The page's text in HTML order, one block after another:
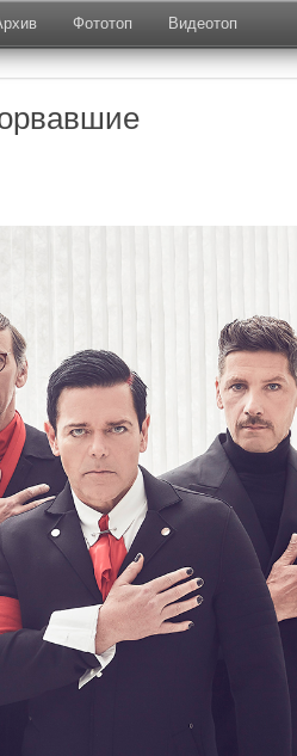
Фототоп Видеотоп